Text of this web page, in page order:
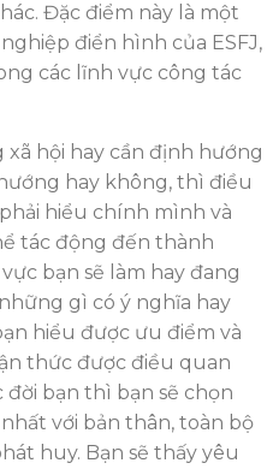
Đặc điểm này là một
điển hình của ESFJ,
các lĩnh vực công tác
hội hay cần định hướng
hay không, thì điều
hiểu chính mình và
tác động đến thành
bạn sẽ làm hay đang
gì có ý nghĩa hay
hiểu được ưu điểm và
thức được điều quan
bạn thì bạn sẽ chọn
với bản thân, toàn bộ
huy. Bạn sẽ thấy yêu